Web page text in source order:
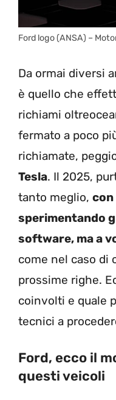
Ford logo (ANSA) –
Da ormai diversi
è quello che
richiami
fermato a poco
richiamate,
Tesla. Il 2025,
tanto meglio, con
sperimentando
software, ma a
come nel caso di
prossime righe.
coinvolti e quale
tecnici a
Ford, ecco il
questi veicoli